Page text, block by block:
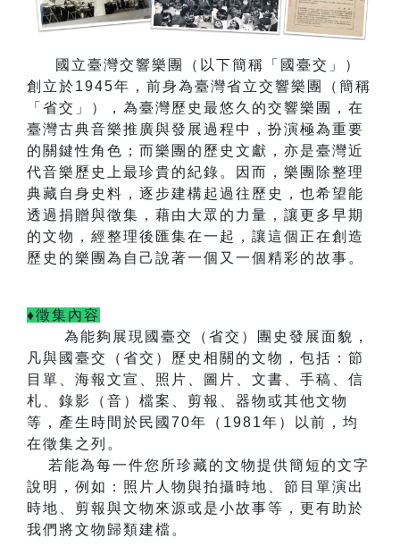
國立臺灣交響樂團（以下簡稱「國臺交」）
創立於1945年，前身為臺灣省立交響樂團（簡稱
「省交」），為臺灣歷史最悠久的交響樂團，在
臺灣古典音樂推廣與發展過程中，扮演極為重要
的關鍵性角色；而樂團的歷史文獻，亦是臺灣近
代音樂歷史上最珍貴的紀錄。因而，樂團除整理
典藏自身史料，逐步建構起過往歷史，也希望能
透過捐贈與徵集，藉由大眾的力量，讓更多早期
的文物，經整理後匯集在一起，讓這個正在創造
歷史的樂團為自己說著一個又一個精彩的故事。
♦徵集內容
為能夠展現國臺交（省交）團史發展面貌，
凡與國臺交（省交）歷史相關的文物，包括：節
目單、海報文宣、照片、圖片、文書、手稿、信
札、錄影（音）檔案、剪報、器物或其他文物
等，產生時間於民國 70年（ 1981年）以前，均
在徵集之列。
若能為每一件您所珍藏的文物提供簡短的文字
說明，例如：照片人物與拍攝時地、節目單演出
時地、剪報與文物來源或是小故事等，更有助於
我們將文物歸類建檔。